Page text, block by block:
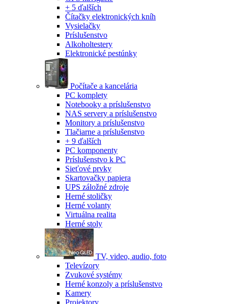
+ 5 ďalších
Čítačky elektronických kníh
Vysielačky
Príslušenstvo
Alkoholtestery
Elektronické pestúnky
Počítače a kancelária
PC komplety
Notebooky a príslušenstvo
NAS servery a príslušenstvo
Monitory a príslušenstvo
Tlačiarne a príslušenstvo
+ 9 ďalších
PC komponenty
Príslušenstvo k PC
Sieťové prvky
Skartovačky papiera
UPS záložné zdroje
Herné stoličky
Herné volanty
Virtuálna realita
Herné stoly
TV, video, audio, foto
Televízory
Zvukové systémy
Herné konzoly a príslušenstvo
Kamery
Projektory